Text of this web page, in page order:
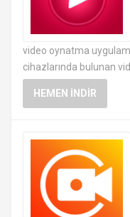
video oynatma
cihazlarında bulunan
HEMEN İNDIR